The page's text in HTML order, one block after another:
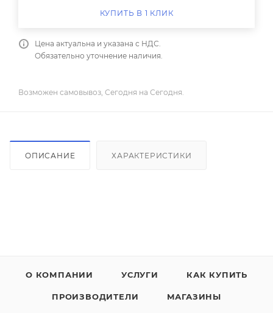
КУПИТЬ В 1 КЛИК
Цена актуальна и указана с НДС.
Обязательно уточнение наличия.
Возможен самовывоз, Сегодня на Сегодня.
ОПИСАНИЕ ХАРАКТЕРИСТИКИ
О КОМПАНИИ УСЛУГИ КАК КУПИТЬ
ПРОИЗВОДИТЕЛИ МАГАЗИНЫ